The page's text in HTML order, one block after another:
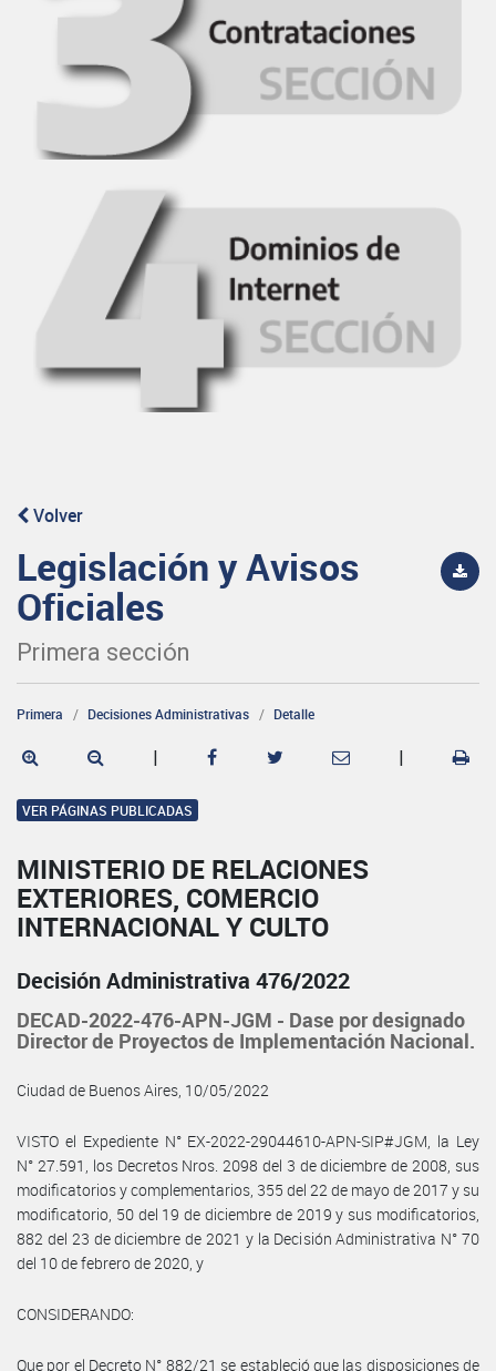
Volver
Legislación y Avisos
Oficiales
Primera sección
Primera Decisiones Administrativas Detalle
| |
VER PÁGINAS PUBLICADAS
MINISTERIO DE RELACIONES
EXTERIORES, COMERCIO
INTERNACIONAL Y CULTO
Decisión Administrativa 476/2022
DECAD-2022-476-APN-JGM - Dase por designado
Director de Proyectos de Implementación Nacional.
Ciudad de Buenos Aires, 10/05/2022
VISTO el Expediente N° EX-2022-29044610-APN-SIP#JGM, la Ley
N° 27.591, los Decretos Nros. 2098 del 3 de diciembre de 2008, sus
modificatorios y complementarios, 355 del 22 de mayo de 2017 y su
modificatorio, 50 del 19 de diciembre de 2019 y sus modificatorios,
882 del 23 de diciembre de 2021 y la Decisión Administrativa N° 70
del 10 de febrero de 2020, y
CONSIDERANDO:
Que por el Decreto N° 882/21 se estableció que las disposiciones de